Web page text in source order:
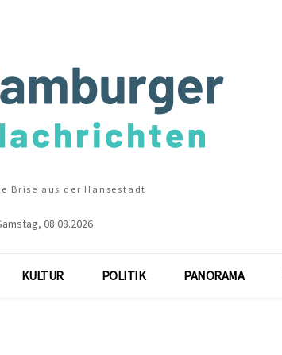
Brise aus der Hansestadt
08.08.2026
KULTUR POLITIK PANORAMA